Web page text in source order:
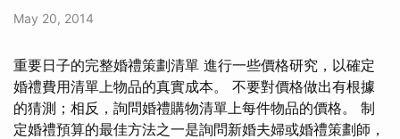
May 20, 2014
重要日子的完整婚禮策劃清單 進行一些價格研究，以確定
婚禮費用清單上物品的真實成本。 不要對價格做出有根據
的猜測；相反，詢問婚禮購物清單上每件物品的價格。 制
定婚禮預算的最佳方法之一是詢問新婚夫婦或婚禮策劃師，